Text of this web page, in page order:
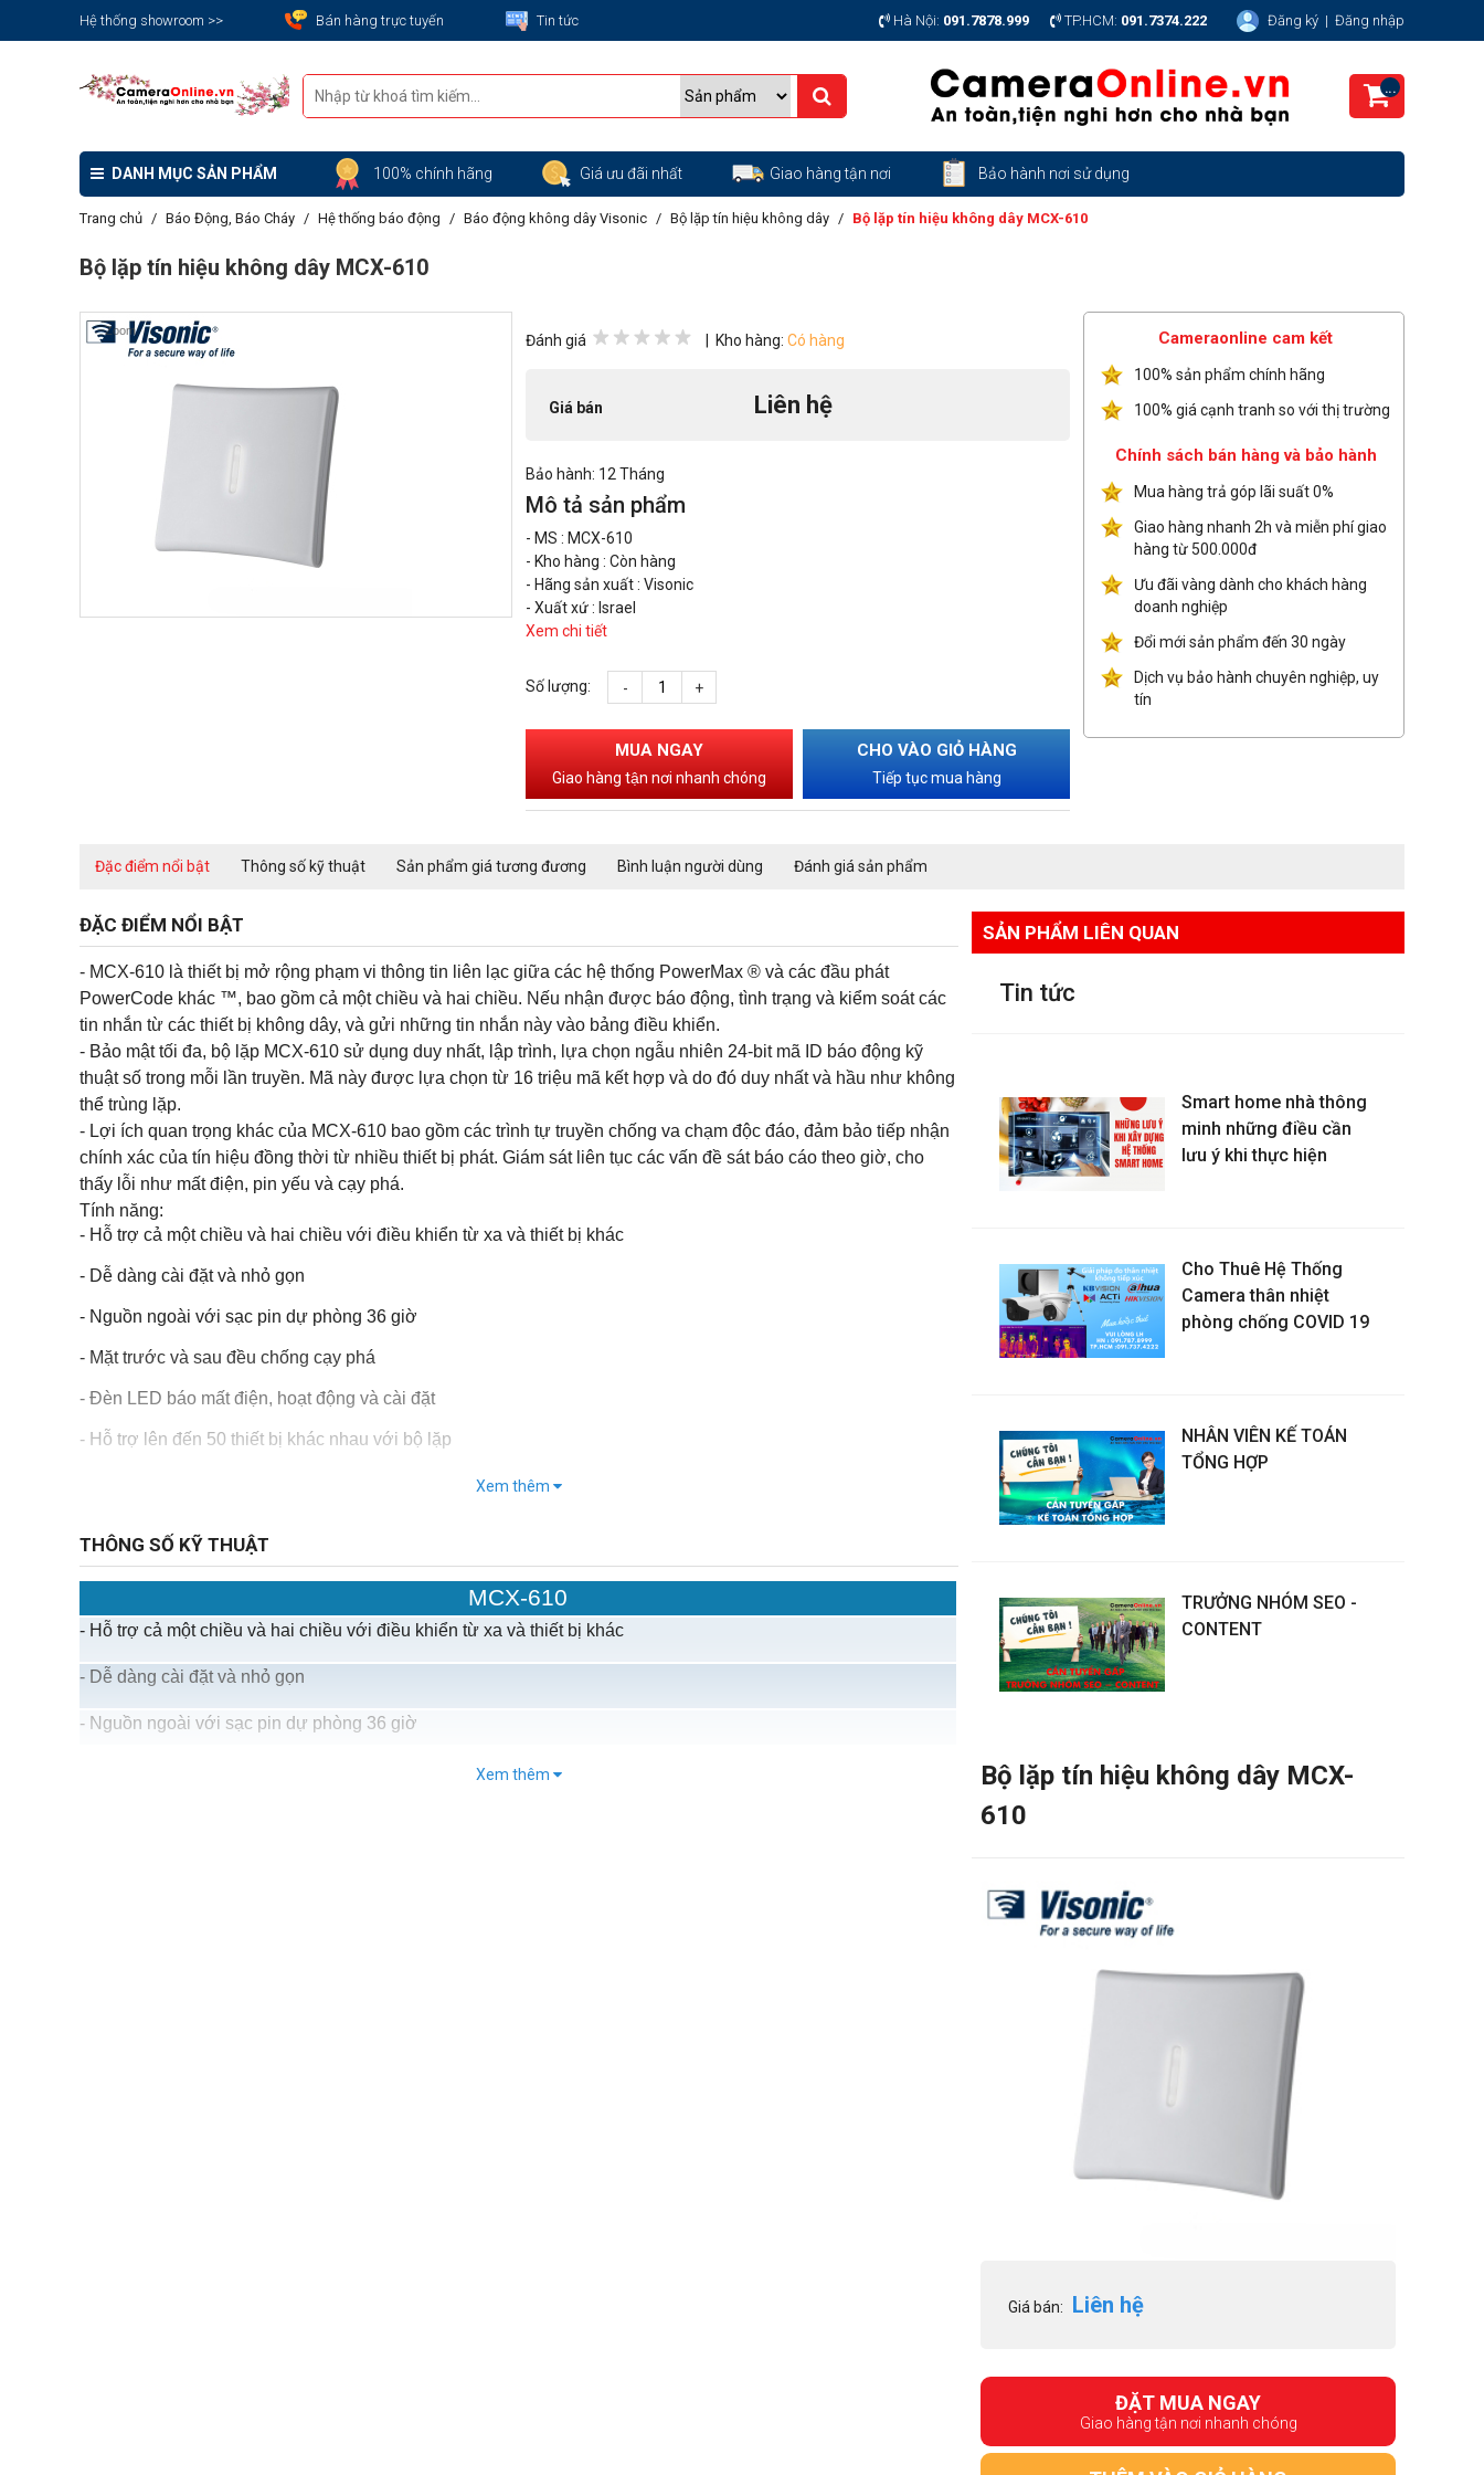
Hệ thống showroom >> Bán hàng trực tuyến Tin tức Hà Nội: 091.7878.999 TP.HCM: 091.7374.222 Đăng ký | Đăng nhập
...
DANH MỤC SẢN PHẨM 100% chính hãng Giá ưu đãi nhất Giao hàng tận nơi Bảo hành nơi sử dụng
Trang chủ Báo Động, Báo Cháy Hệ thống báo động Báo động không dây Visonic Bộ lặp tín hiệu không dây Bộ lặp tín hiệu không dây MCX-610
Bộ lặp tín hiệu không dây MCX-610
Zoom
Đánh giá | Kho hàng: Có hàng
Giá bán Liên hệ
Bảo hành: 12 Tháng
Mô tả sản phẩm
- MS : MCX-610
- Kho hàng : Còn hàng
- Hãng sản xuất : Visonic
- Xuất xứ : Israel
Xem chi tiết
Số lượng: - +
MUA NGAY
Giao hàng tận nơi nhanh chóng
CHO VÀO GIỎ HÀNG
Tiếp tục mua hàng
Cameraonline cam kết
100% sản phẩm chính hãng
100% giá cạnh tranh so với thị trường
Chính sách bán hàng và bảo hành
Mua hàng trả góp lãi suất 0%
Giao hàng nhanh 2h và miễn phí giao
hàng từ 500.000đ
Ưu đãi vàng dành cho khách hàng
doanh nghiệp
Đổi mới sản phẩm đến 30 ngày
Dịch vụ bảo hành chuyên nghiệp, uy
tín
Đặc điểm nổi bật Thông số kỹ thuật Sản phẩm giá tương đương Bình luận người dùng Đánh giá sản phẩm
ĐẶC ĐIỂM NỔI BẬT
- MCX-610 là thiết bị mở rộng phạm vi thông tin liên lạc giữa các hệ thống PowerMax ® và các đầu phát
PowerCode khác ™, bao gồm cả một chiều và hai chiều. Nếu nhận được báo động, tình trạng và kiểm soát các
tin nhắn từ các thiết bị không dây, và gửi những tin nhắn này vào bảng điều khiển.
- Bảo mật tối đa, bộ lặp MCX-610 sử dụng duy nhất, lập trình, lựa chọn ngẫu nhiên 24-bit mã ID báo động kỹ
thuật số trong mỗi lần truyền. Mã này được lựa chọn từ 16 triệu mã kết hợp và do đó duy nhất và hầu như không
thể trùng lặp.
- Lợi ích quan trọng khác của MCX-610 bao gồm các trình tự truyền chống va chạm độc đáo, đảm bảo tiếp nhận
chính xác của tín hiệu đồng thời từ nhiều thiết bị phát. Giám sát liên tục các vấn đề sát báo cáo theo giờ, cho
thấy lỗi như mất điện, pin yếu và cạy phá.
Tính năng:
- Hỗ trợ cả một chiều và hai chiều với điều khiển từ xa và thiết bị khác
- Dễ dàng cài đặt và nhỏ gọn
- Nguồn ngoài với sạc pin dự phòng 36 giờ
- Mặt trước và sau đều chống cạy phá
- Đèn LED báo mất điện, hoạt động và cài đặt
- Hỗ trợ lên đến 50 thiết bị khác nhau với bộ lặp
- Nguồn: 220V, 50Hz, pin 4.8V 1300mAh
Xem thêm
THÔNG SỐ KỸ THUẬT
MCX-610
- Hỗ trợ cả một chiều và hai chiều với điều khiển từ xa và thiết bị khác
- Dễ dàng cài đặt và nhỏ gọn
- Nguồn ngoài với sạc pin dự phòng 36 giờ
Xem thêm
SẢN PHẨM LIÊN QUAN
Tin tức
Smart home nhà thông
minh những điều cần
lưu ý khi thực hiện
Cho Thuê Hệ Thống
Camera thân nhiệt
phòng chống COVID 19
NHÂN VIÊN KẾ TOÁN
TỔNG HỢP
TRƯỞNG NHÓM SEO -
CONTENT
Bộ lặp tín hiệu không dây MCX-
610
Giá bán: Liên hệ
ĐẶT MUA NGAY
Giao hàng tận nơi nhanh chóng